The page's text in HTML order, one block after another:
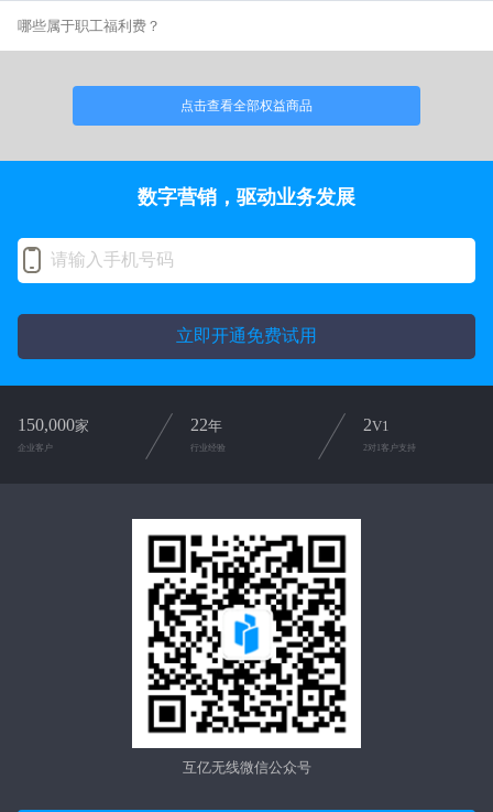
哪些属于职工福利费？
点击查看全部权益商品
数字营销，驱动业务发展
立即开通免费试用
150,000家
企业客户
22年
行业经验
2V1
2对1客户支持
互亿无线微信公众号